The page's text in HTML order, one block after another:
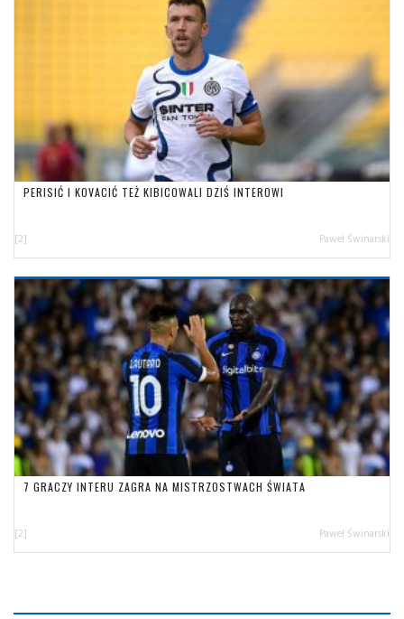
PERISIĆ I KOVACIĆ TEŻ KIBICOWALI DZIŚ INTEROWI
[2] Paweł Świnarski
7 GRACZY INTERU ZAGRA NA MISTRZOSTWACH ŚWIATA
[2] Paweł Świnarski